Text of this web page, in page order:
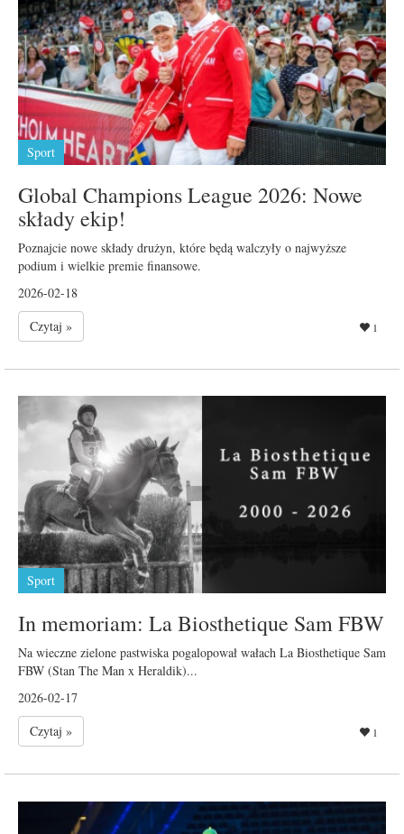
Sport
Global Champions League 2026: Nowe
składy ekip!
Poznajcie nowe składy drużyn, które będą walczyły o najwyższe
podium i wielkie premie finansowe.
2026-02-18
Czytaj »
1
Sport
In memoriam: La Biosthetique Sam FBW
Na wieczne zielone pastwiska pogalopował wałach La Biosthetique Sam
FBW (Stan The Man x Heraldik)...
2026-02-17
Czytaj »
1